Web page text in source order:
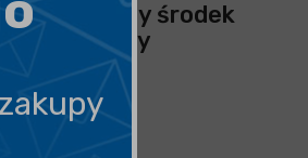
uniwersalny środek
czyszczący
52,50 zł
litr